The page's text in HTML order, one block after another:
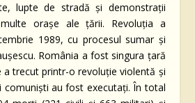
lupte de stradă și demonstrații
orașe ale țării. Revoluția a
1989, cu procesul sumar și
România a fost singura țară
a trecut printr-o revoluție violentă și
comuniști au fost executați. În total